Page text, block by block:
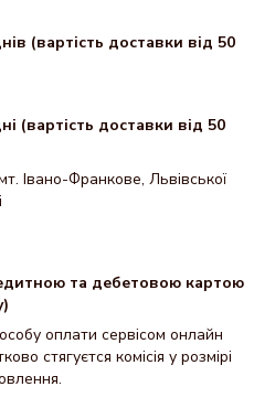
(вартість доставки від 50
(вартість доставки від 50
Івано-Франкове, Львівської
та дебетовою картою
оплати сервісом онлайн
стягуєтся комісія у розмірі